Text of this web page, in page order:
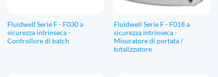
Fluidwell Serie F - F030 a
sicurezza intrinseca -
Controllore di batch
Fluidwell Serie F - F018 a
sicurezza intrinseca -
Misuratore di portata /
totalizzatore